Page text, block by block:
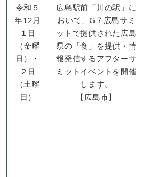
令和５
年12月
１日
（金曜
日）・
２日
（土曜
日）​
広島駅前「川の駅」に
おいて、G７広島サミ
ットで提供された広島
県の「食」を提供・情
報発信するアフターサ
ミットイベントを開催
します。​
【広島市​】